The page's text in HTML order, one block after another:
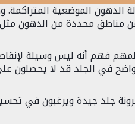
الدهون الموضعية المتراكمة.
مناطق محددة من الدهون مثل
فهم أنه ليس وسيلة
واضح في الجلد قد لا يحصلون
جلد جيدة ويرغبون في